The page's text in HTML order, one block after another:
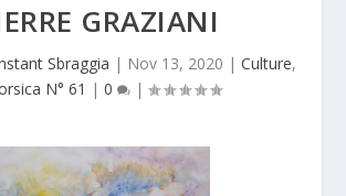
GRAZIANI
Sbraggia | Nov 13, 2020 | Culture,
N° 61 | 0 |